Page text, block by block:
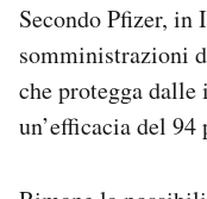
Secondo Pfizer,
somministrazioni
che protegga
un’efficacia del 94